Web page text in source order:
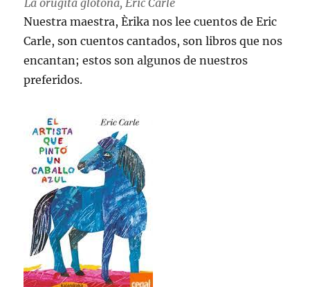
Nuestra maestra, Èrika nos lee cuentos de Eric
Carle, son cuentos cantados, son libros que nos
encantan; estos son algunos de nuestros
preferidos.